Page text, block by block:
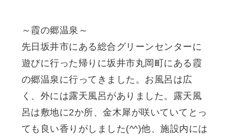
～霞の郷温泉～
先日坂井市にある総合グリーンセンターに
遊びに行った帰りに坂井市丸岡町にある霞
の郷温泉に行ってきました。お風呂は広
く、外には露天風呂がありました。露天風
呂は敷地に2か所、金木犀が咲いていてとっ
ても良い香りがしました(^^)他、施設内には